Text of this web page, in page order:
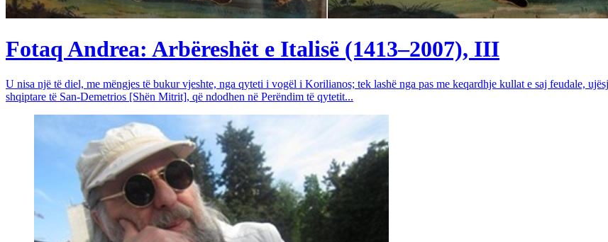
Fotaq Andrea: Arbëreshët e Italisë (1413–2007), III
U nisa një të diel, me mëngjes të bukur vjeshte, nga qyteti i vogël i Korilianos; tek lashë nga pas me keqardhje kullat e saj feudale,
shqiptare të San-Demetrios [Shën Mitrit], që ndodhen në Perëndim të qytetit...